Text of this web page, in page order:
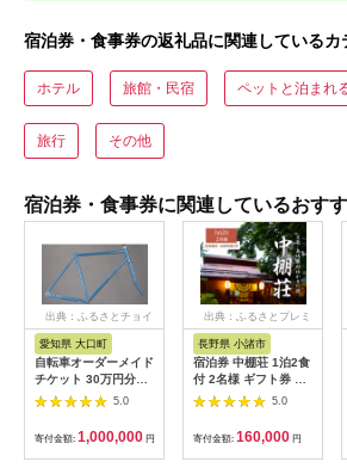
宿泊券・食事券の返礼品に関連しているカ
ホテル 旅館・民宿 ペットと泊まれ
旅行 その他
宿泊券・食事券に関連しているおす
出典：ふるさとチョイ
愛知県 大口町
自転車オーダーメイド
チケット 30万円分
【1360365】
5.0
寄付金額: 1,000,000 円
出典：ふるさとプレミ
長野県 小諸市
宿泊券 中棚荘 1泊2食
付 2名様 ギフト券 チ
ケット 券 宿泊 旅行
5.0
寄付金額: 160,000 円